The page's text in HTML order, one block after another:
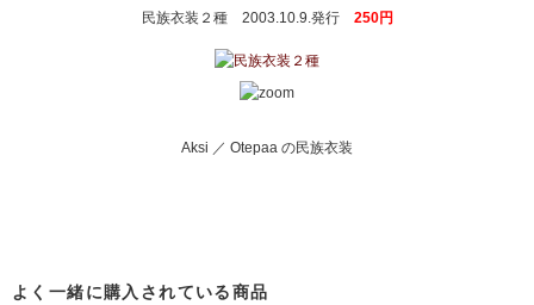
民族衣装２種 2003.10.9.発行 250円
Aksi ／ Otepaa の民族衣装
よく一緒に購入されている商品